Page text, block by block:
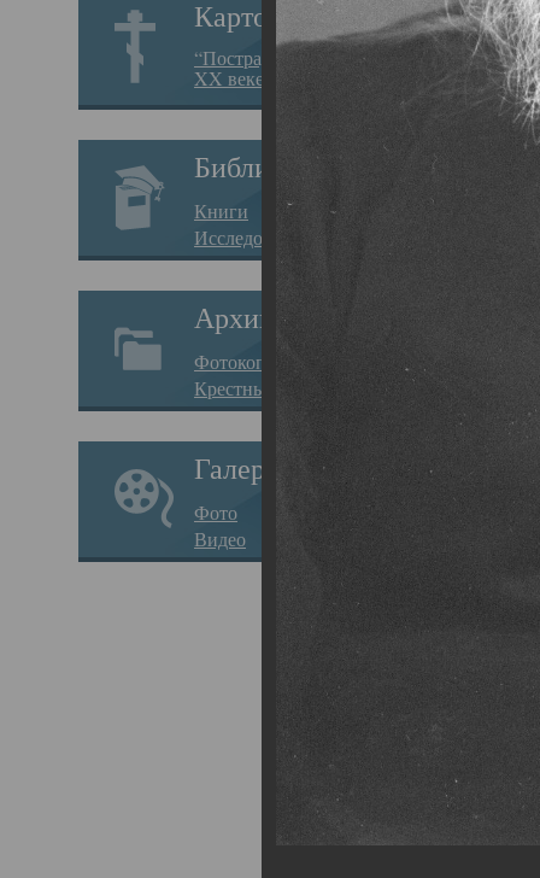
Картотека
“Пострадавшие за веру в
XX веке на Севере”
Библиотека
Книги
Исследования
Архив
Фотокопии дел
Крестные ходы
Галерея
Фото
Видео
о